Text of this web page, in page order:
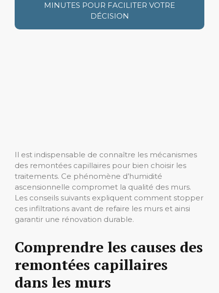
MINUTES POUR FACILITER VOTRE
DÉCISION
Il est indispensable de connaître les mécanismes
des remontées capillaires pour bien choisir les
traitements. Ce phénomène d’humidité
ascensionnelle compromet la qualité des murs.
Les conseils suivants expliquent comment stopper
ces infiltrations avant de refaire les murs et ainsi
garantir une rénovation durable.
Comprendre les causes des
remontées capillaires
dans les murs